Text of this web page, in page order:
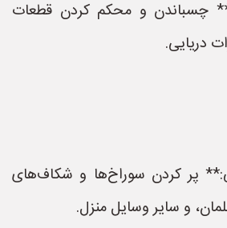
چسباندن و محکم کردن قطعات
دریایی.
پر کردن سوراخ‌ها و شکاف‌های
و سایر وسایل منزل.